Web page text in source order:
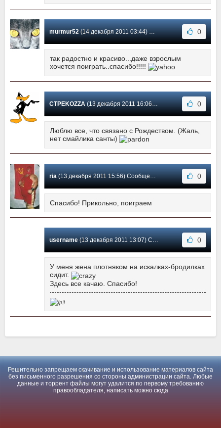
murmur52(14 декабря 2011 03:44) Сообщение #4 0
так радостно и красиво...даже взрослым
хочется поиграть..спасибо!!!!!
CTPEKOZZA(13 декабря 2011 16:06) Сообщение #3 0
Люблю все, что связано с Рождеством. (Жаль,
нет смайлика санты)
ria(13 декабря 2011 15:56) Сообщение #2 0
Спасибо! Прикольно, поиграем
username(13 декабря 2011 13:07) Сообщение #1 0
У меня жена плотняком на искалках-бродилках
сидит.
Здесь все качаю. Спасибо!
Решительно запрещаем скачивание и использование материалов сайта
без письменного разрешения со стороны администрации сайта. Любые
данные и торрент файлы могут удалится по первому требованию
правообладателя, написать можно сюда